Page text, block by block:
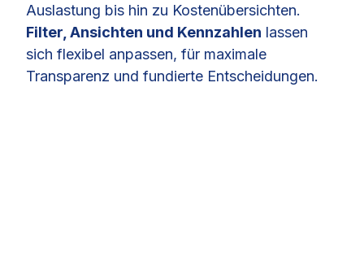
Auslastung bis hin zu Kostenübersichten.
Filter, Ansichten und Kennzahlen lassen
sich flexibel anpassen, für maximale
Transparenz und fundierte Entscheidungen.